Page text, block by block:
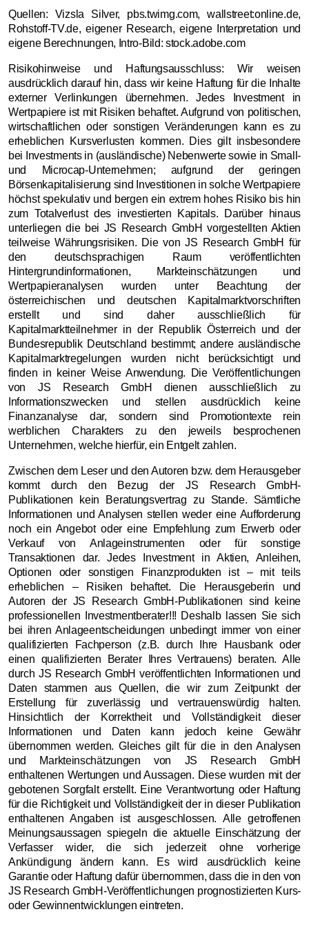
Quellen: Vizsla Silver, pbs.twimg.com, wallstreet:online.de,
Rohstoff-TV.de, eigener Research, eigene Interpretation und
eigene Berechnungen, Intro-Bild: stock.adobe.com
Risikohinweise und Haftungsausschluss: Wir weisen
ausdrücklich darauf hin, dass wir keine Haftung für die Inhalte
externer Verlinkungen übernehmen. Jedes Investment in
Wertpapiere ist mit Risiken behaftet. Aufgrund von politischen,
wirtschaftlichen oder sonstigen Veränderungen kann es zu
erheblichen Kursverlusten kommen. Dies gilt insbesondere
bei Investments in (ausländische) Nebenwerte sowie in Small-
und Microcap-Unternehmen; aufgrund der geringen
Börsenkapitalisierung sind Investitionen in solche Wertpapiere
höchst spekulativ und bergen ein extrem hohes Risiko bis hin
zum Totalverlust des investierten Kapitals. Darüber hinaus
unterliegen die bei JS Research GmbH vorgestellten Aktien
teilweise Währungsrisiken. Die von JS Research GmbH für
den deutschsprachigen Raum veröffentlichten
Hintergrundinformationen, Markteinschätzungen und
Wertpapieranalysen wurden unter Beachtung der
österreichischen und deutschen Kapitalmarktvorschriften
erstellt und sind daher ausschließlich für
Kapitalmarktteilnehmer in der Republik Österreich und der
Bundesrepublik Deutschland bestimmt; andere ausländische
Kapitalmarktregelungen wurden nicht berücksichtigt und
finden in keiner Weise Anwendung. Die Veröffentlichungen
von JS Research GmbH dienen ausschließlich zu
Informationszwecken und stellen ausdrücklich keine
Finanzanalyse dar, sondern sind Promotiontexte rein
werblichen Charakters zu den jeweils besprochenen
Unternehmen, welche hierfür, ein Entgelt zahlen.
Zwischen dem Leser und den Autoren bzw. dem Herausgeber
kommt durch den Bezug der JS Research GmbH-
Publikationen kein Beratungsvertrag zu Stande. Sämtliche
Informationen und Analysen stellen weder eine Aufforderung
noch ein Angebot oder eine Empfehlung zum Erwerb oder
Verkauf von Anlageinstrumenten oder für sonstige
Transaktionen dar. Jedes Investment in Aktien, Anleihen,
Optionen oder sonstigen Finanzprodukten ist – mit teils
erheblichen – Risiken behaftet. Die Herausgeberin und
Autoren der JS Research GmbH-Publikationen sind keine
professionellen Investmentberater!!! Deshalb lassen Sie sich
bei ihren Anlageentscheidungen unbedingt immer von einer
qualifizierten Fachperson (z.B. durch Ihre Hausbank oder
einen qualifizierten Berater Ihres Vertrauens) beraten. Alle
durch JS Research GmbH veröffentlichten Informationen und
Daten stammen aus Quellen, die wir zum Zeitpunkt der
Erstellung für zuverlässig und vertrauenswürdig halten.
Hinsichtlich der Korrektheit und Vollständigkeit dieser
Informationen und Daten kann jedoch keine Gewähr
übernommen werden. Gleiches gilt für die in den Analysen
und Markteinschätzungen von JS Research GmbH
enthaltenen Wertungen und Aussagen. Diese wurden mit der
gebotenen Sorgfalt erstellt. Eine Verantwortung oder Haftung
für die Richtigkeit und Vollständigkeit der in dieser Publikation
enthaltenen Angaben ist ausgeschlossen. Alle getroffenen
Meinungsaussagen spiegeln die aktuelle Einschätzung der
Verfasser wider, die sich jederzeit ohne vorherige
Ankündigung ändern kann. Es wird ausdrücklich keine
Garantie oder Haftung dafür übernommen, dass die in den von
JS Research GmbH-Veröffentlichungen prognostizierten Kurs-
oder Gewinnentwicklungen eintreten.